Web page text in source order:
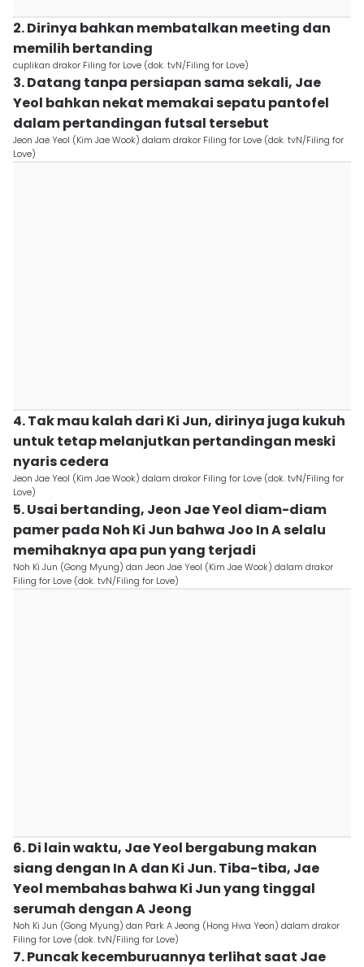
2. Dirinya bahkan membatalkan meeting dan
memilih bertanding
cuplikan drakor Filing for Love (dok. tvN/Filing for Love)
3. Datang tanpa persiapan sama sekali, Jae
Yeol bahkan nekat memakai sepatu pantofel
dalam pertandingan futsal tersebut
Jeon Jae Yeol (Kim Jae Wook) dalam drakor Filing for Love (dok. tvN/Filing for
Love)
4. Tak mau kalah dari Ki Jun, dirinya juga kukuh
untuk tetap melanjutkan pertandingan meski
nyaris cedera
Jeon Jae Yeol (Kim Jae Wook) dalam drakor Filing for Love (dok. tvN/Filing for
Love)
5. Usai bertanding, Jeon Jae Yeol diam-diam
pamer pada Noh Ki Jun bahwa Joo In A selalu
memihaknya apa pun yang terjadi
Noh Ki Jun (Gong Myung) dan Jeon Jae Yeol (Kim Jae Wook) dalam drakor
Filing for Love (dok. tvN/Filing for Love)
6. Di lain waktu, Jae Yeol bergabung makan
siang dengan In A dan Ki Jun. Tiba-tiba, Jae
Yeol membahas bahwa Ki Jun yang tinggal
serumah dengan A Jeong
Noh Ki Jun (Gong Myung) dan Park A Jeong (Hong Hwa Yeon) dalam drakor
Filing for Love (dok. tvN/Filing for Love)
7. Puncak kecemburuannya terlihat saat Jae